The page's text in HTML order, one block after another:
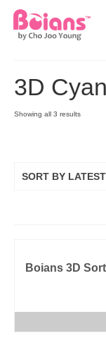
3D
Showing all 3 results
SORT BY LATEST
Boians 3D